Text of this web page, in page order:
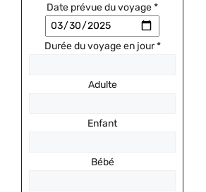
Date prévue du voyage*
Durée du voyage en jour*
Adulte
Enfant
Bébé